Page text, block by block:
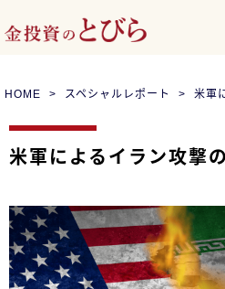
HOME スペシャルレポート 米軍
米軍によるイラン攻撃